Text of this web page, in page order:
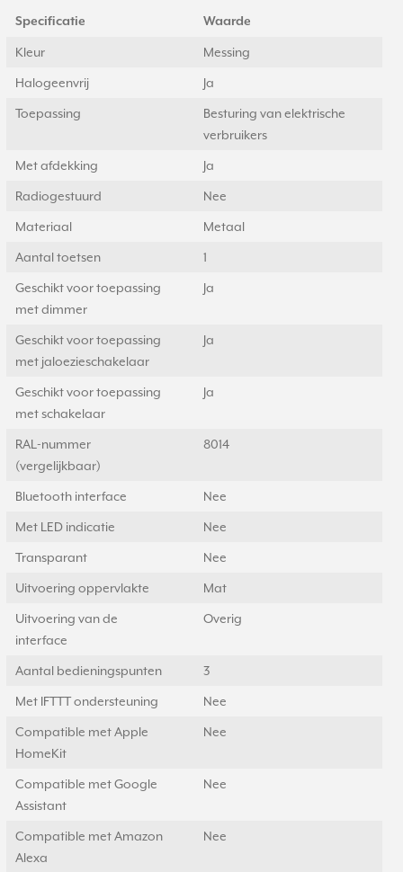
Specificatie Waarde
Kleur Messing
Halogeenvrij Ja
Toepassing
Besturing van elektrische
verbruikers
Met afdekking Ja
Radiogestuurd Nee
Materiaal Metaal
Aantal toetsen 1
Geschikt voor toepassing
met dimmer
Ja
Geschikt voor toepassing
met jaloezieschakelaar
Ja
Geschikt voor toepassing
met schakelaar
Ja
RAL-nummer
(vergelijkbaar)
8014
Bluetooth interface Nee
Met LED indicatie Nee
Transparant Nee
Uitvoering oppervlakte Mat
Uitvoering van de
interface
Overig
Aantal bedieningspunten 3
Met IFTTT ondersteuning Nee
Compatible met Apple
HomeKit
Nee
Compatible met Google
Assistant
Nee
Compatible met Amazon
Alexa
Nee